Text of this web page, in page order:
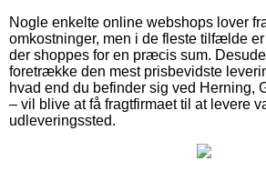
Nogle enkelte online webshops lover
omkostninger, men i de fleste tilfælde
der shoppes for en præcis sum.
foretrække den mest prisbevidste
hvad end du befinder sig ved Herning,
– vil blive at få fragtfirmaet til at levere
udleveringssted.